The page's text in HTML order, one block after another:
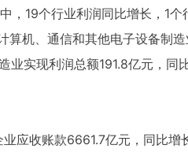
，19个行业利润同比增长，1
机、通信和其他电子设备制
业实现利润总额191.8亿元，
应收账款6661.7亿元，同比增